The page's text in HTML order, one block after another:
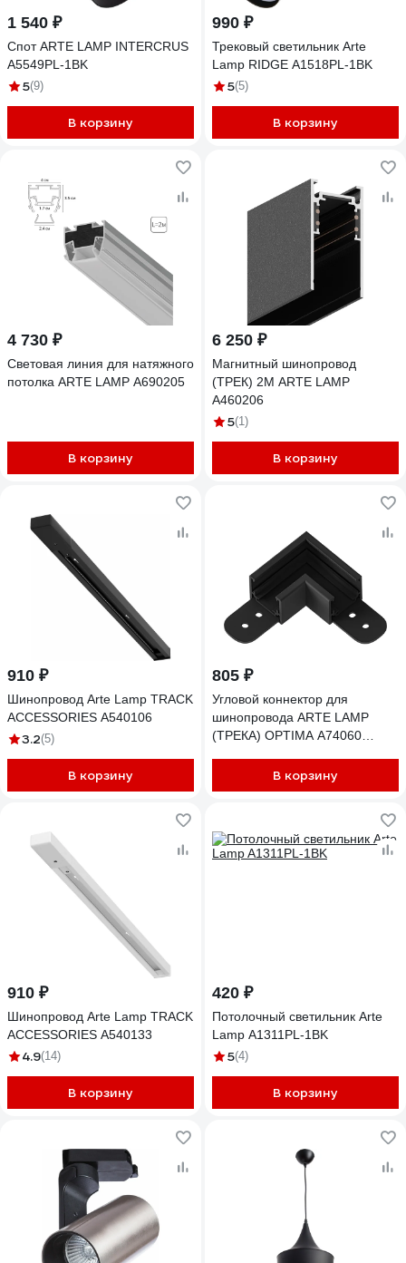
1 540 ₽
Спот ARTE LAMP INTERCRUS
A5549PL-1BK
5(9)
В корзину
990 ₽
Трековый светильник Arte
Lamp RIDGE A1518PL-1BK
5(5)
В корзину
4 730 ₽
Световая линия для натяжного
потолка ARTE LAMP A690205
В корзину
6 250 ₽
Магнитный шинопровод
(ТРЕК) 2М ARTE LAMP
A460206
5(1)
В корзину
910 ₽
Шинопровод Arte Lamp TRACK
ACCESSORIES A540106
3.2(5)
В корзину
805 ₽
Угловой коннектор для
шинопровода ARTE LAMP
(ТРЕКА) OPTIMA A74060
В корзину
910 ₽
Шинопровод Arte Lamp TRACK
ACCESSORIES A540133
4.9(14)
В корзину
420 ₽
Потолочный светильник Arte
Lamp A1311PL-1BK
5(4)
В корзину